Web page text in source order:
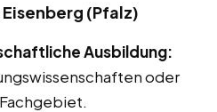
(Pfalz)
Ausbildung:
oder